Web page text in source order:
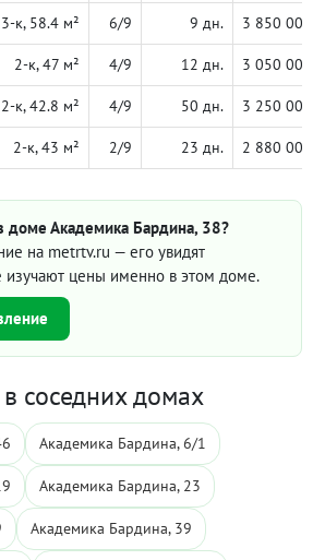
3-к, 58.4 м² 6/9 9 дн. 3 850 000
2-к, 47 м² 4/9 12 дн. 3 050 000
2-к, 42.8 м² 4/9 50 дн. 3 250 000
2-к, 43 м² 2/9 23 дн. 2 880 000
доме Академика Бардина, 38?
на metrtv.ru — его увидят
изучают цены именно в этом доме.
соседних домах
Академика Бардина, 6/1
Академика Бардина, 23
Академика Бардина, 39